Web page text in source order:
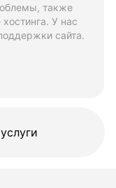
также
У нас
сайта.